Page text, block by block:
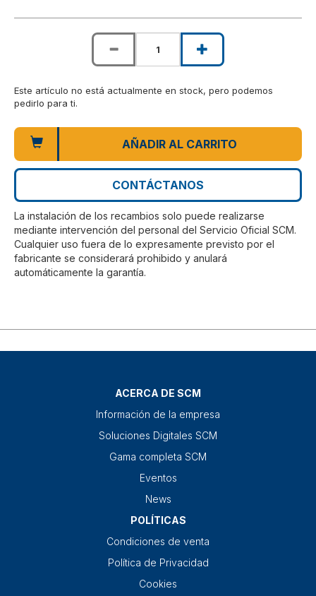
Este artículo no está actualmente en stock, pero podemos
pedirlo para ti.
AÑADIR AL CARRITO
CONTÁCTANOS
La instalación de los recambios solo puede realizarse
mediante intervención del personal del Servicio Oficial SCM.
Cualquier uso fuera de lo expresamente previsto por el
fabricante se considerará prohibido y anulará
automáticamente la garantía.
ACERCA DE SCM
Información de la empresa
Soluciones Digitales SCM
Gama completa SCM
Eventos
News
POLÍTICAS
Condiciones de venta
Política de Privacidad
Cookies